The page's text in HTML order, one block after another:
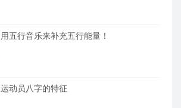
用五行音乐来补充五行能量！
运动员八字的特征